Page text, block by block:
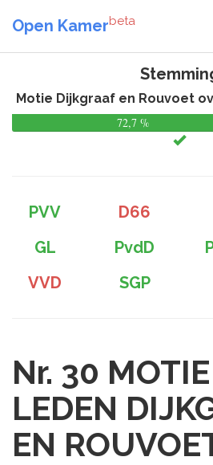
Open Kamerbeta
Motie Dijkgraaf en Rouvoet
72,7 %
PVV D66
GL
PvdD
VVD
SGP
Nr. 30
LEDEN
EN